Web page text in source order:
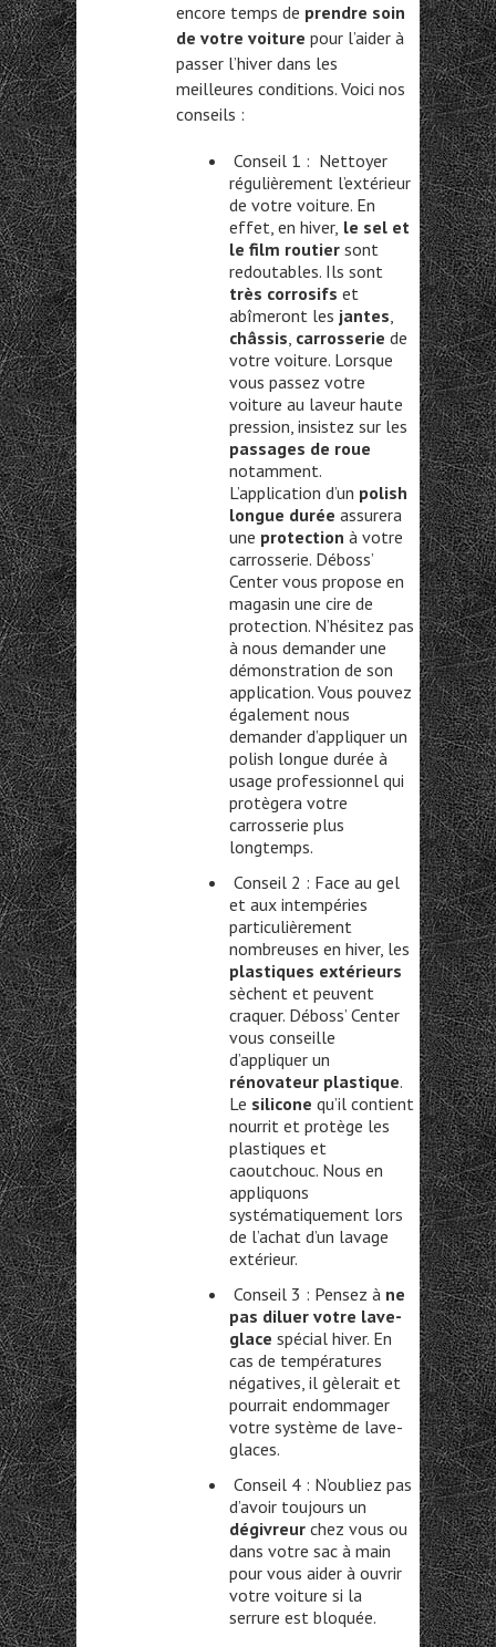
encore temps de prendre soin
de votre voiture pour l’aider à
passer l’hiver dans les
meilleures conditions. Voici nos
conseils :
Conseil 1 : Nettoyer
régulièrement l’extérieur
de votre voiture. En
effet, en hiver, le sel et
le film routier sont
redoutables. Ils sont
très corrosifs et
abîmeront les jantes,
châssis, carrosserie de
votre voiture. Lorsque
vous passez votre
voiture au laveur haute
pression, insistez sur les
passages de roue
notamment.
L’application d’un polish
longue durée assurera
une protection à votre
carrosserie. Déboss’
Center vous propose en
magasin une cire de
protection. N’hésitez pas
à nous demander une
démonstration de son
application. Vous pouvez
également nous
demander d’appliquer un
polish longue durée à
usage professionnel qui
protègera votre
carrosserie plus
longtemps.
Conseil 2 : Face au gel
et aux intempéries
particulièrement
nombreuses en hiver, les
plastiques extérieurs
sèchent et peuvent
craquer. Déboss’ Center
vous conseille
d’appliquer un
rénovateur plastique.
Le silicone qu’il contient
nourrit et protège les
plastiques et
caoutchouc. Nous en
appliquons
systématiquement lors
de l’achat d’un lavage
extérieur.
Conseil 3 : Pensez à ne
pas diluer votre lave-
glace spécial hiver. En
cas de températures
négatives, il gèlerait et
pourrait endommager
votre système de lave-
glaces.
Conseil 4 : N’oubliez pas
d’avoir toujours un
dégivreur chez vous ou
dans votre sac à main
pour vous aider à ouvrir
votre voiture si la
serrure est bloquée.